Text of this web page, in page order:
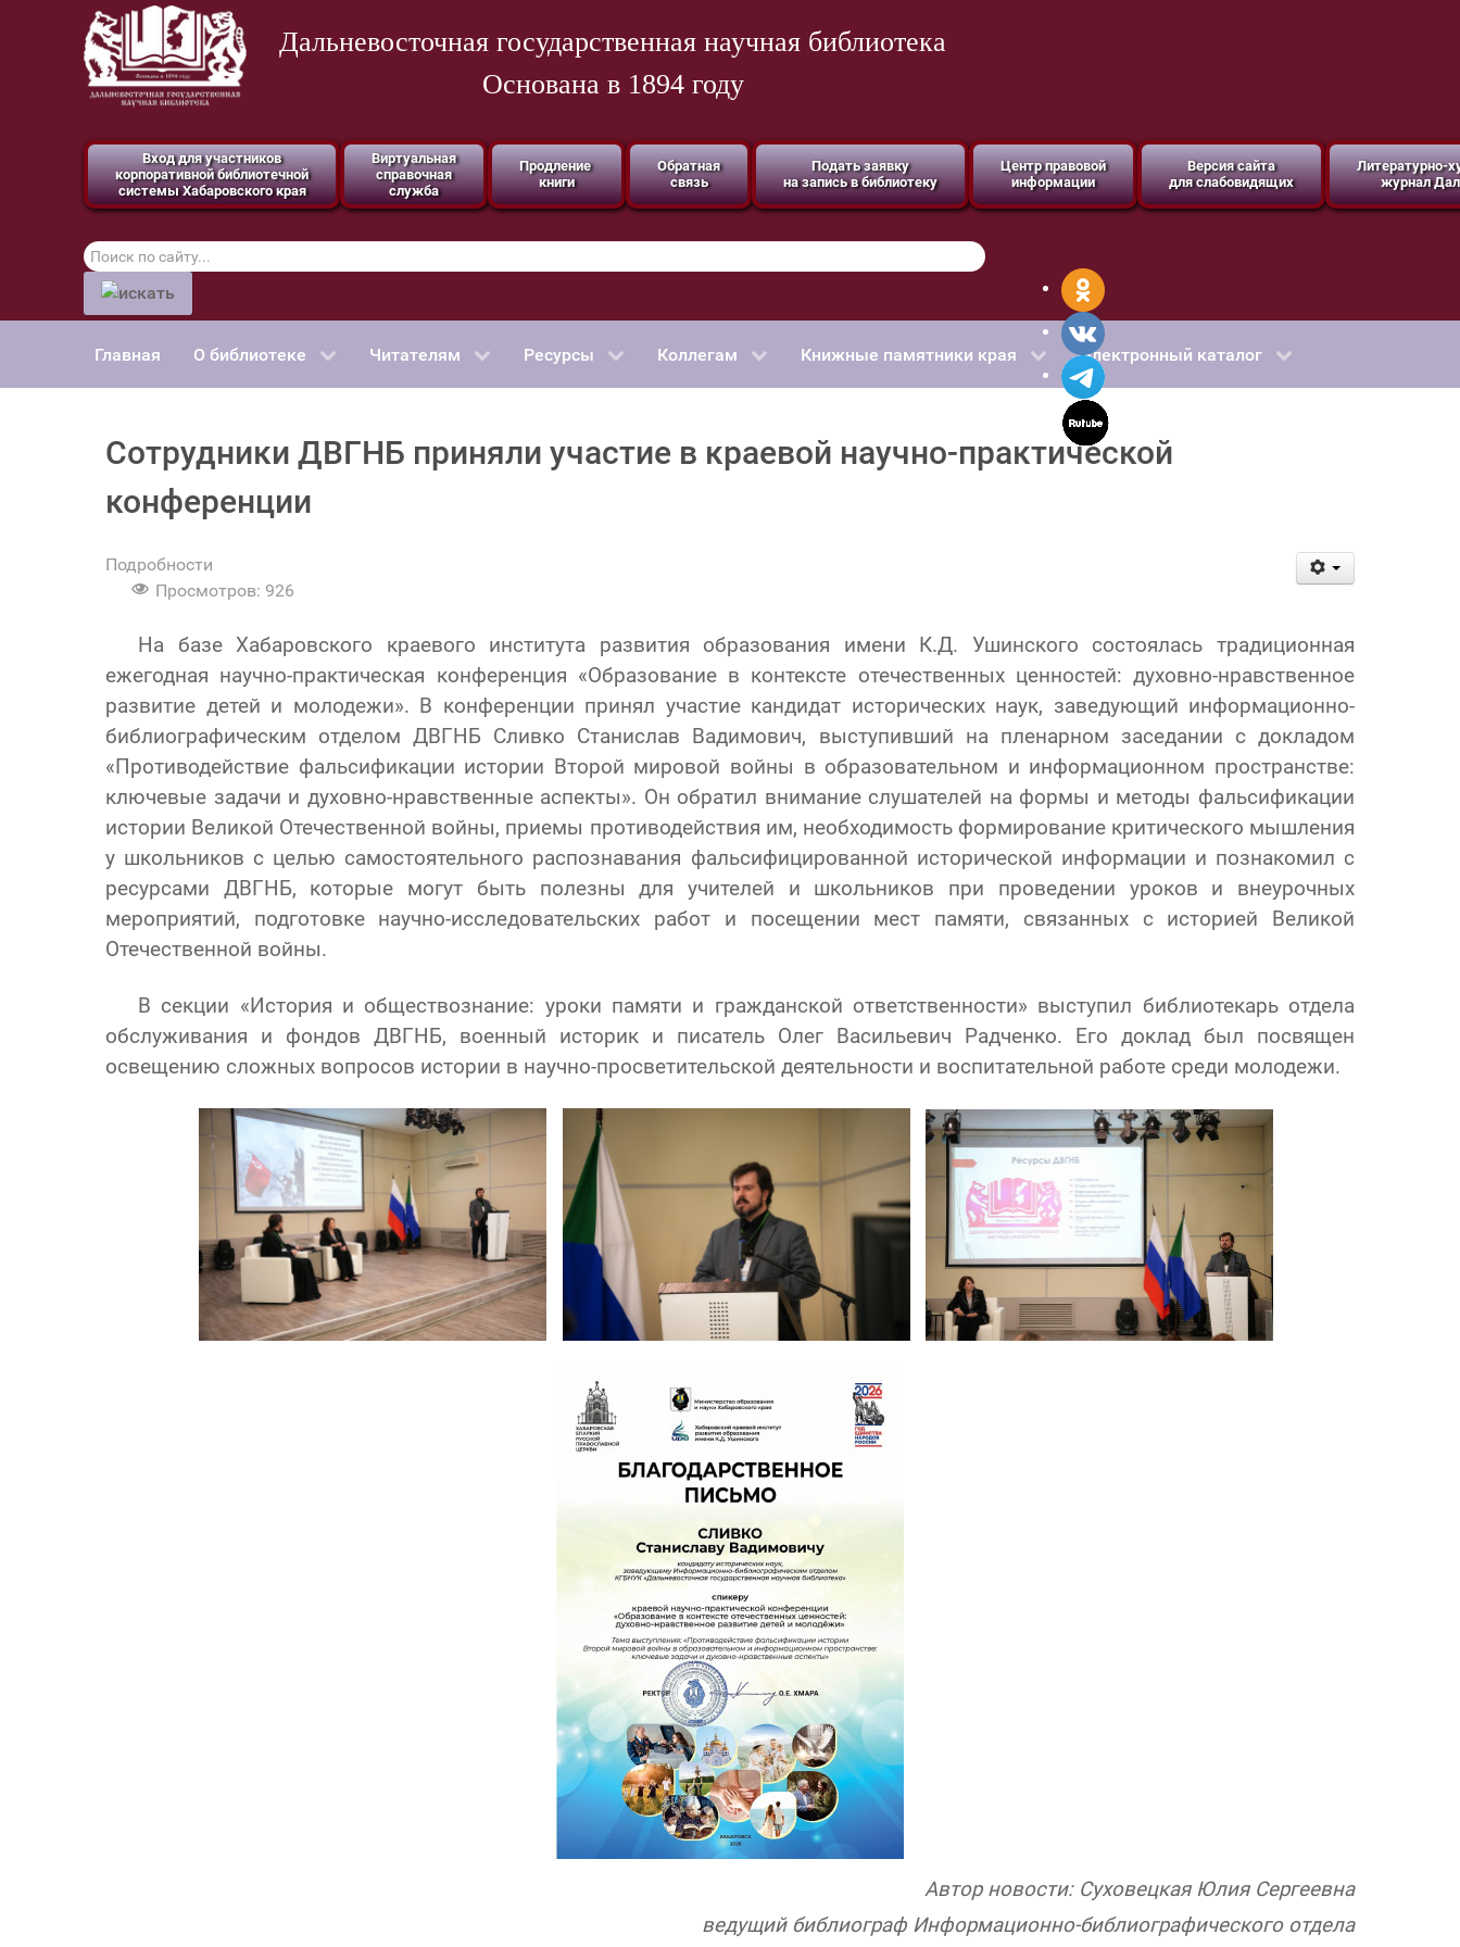
Дальневосточная государственная научная библиотека
Основана в 1894 году
Вход для участников
корпоративной библиотечной
системы Хабаровского края
Виртуальная
справочная
служба
Продление
книги
Обратная
связь
Подать заявку
на запись в библиотеку
Центр правовой
информации
Версия сайта
для слабовидящих
Литературно-
журнал
Поиск
по
сайту
Главная О библиотеке Читателям Ресурсы Коллегам Книжные памятники края Электронный каталог
Сотрудники ДВГНБ приняли участие в краевой научно-практической
конференции
Подробности
Просмотров: 926
На базе Хабаровского краевого института развития образования имени К.Д. Ушинского состоялась традиционная
ежегодная научно-практическая конференция «Образование в контексте отечественных ценностей: духовно-нравственное
развитие детей и молодежи». В конференции принял участие кандидат исторических наук, заведующий информационно-
библиографическим отделом ДВГНБ Сливко Станислав Вадимович, выступивший на пленарном заседании с докладом
«Противодействие фальсификации истории Второй мировой войны в образовательном и информационном пространстве:
ключевые задачи и духовно-нравственные аспекты». Он обратил внимание слушателей на формы и методы фальсификации
истории Великой Отечественной войны, приемы противодействия им, необходимость формирование критического мышления
у школьников с целью самостоятельного распознавания фальсифицированной исторической информации и познакомил с
ресурсами ДВГНБ, которые могут быть полезны для учителей и школьников при проведении уроков и внеурочных
мероприятий, подготовке научно-исследовательских работ и посещении мест памяти, связанных с историей Великой
Отечественной войны.
В секции «История и обществознание: уроки памяти и гражданской ответственности» выступил библиотекарь отдела
обслуживания и фондов ДВГНБ, военный историк и писатель Олег Васильевич Радченко. Его доклад был посвящен
освещению сложных вопросов истории в научно-просветительской деятельности и воспитательной работе среди молодежи.
Автор новости: Суховецкая Юлия Сергеевна
ведущий библиограф Информационно-библиографического отдела